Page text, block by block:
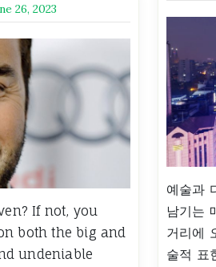
예술과
남기는
거리에
술적 표
26, 2023
If not, you
both the big and
undeniable